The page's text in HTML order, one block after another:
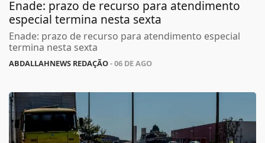
Enade: prazo de recurso para atendimento
especial termina nesta sexta
Enade: prazo de recurso para atendimento especial
termina nesta sexta
ABDALLAHNEWS REDAÇÃO- 06 DE AGO